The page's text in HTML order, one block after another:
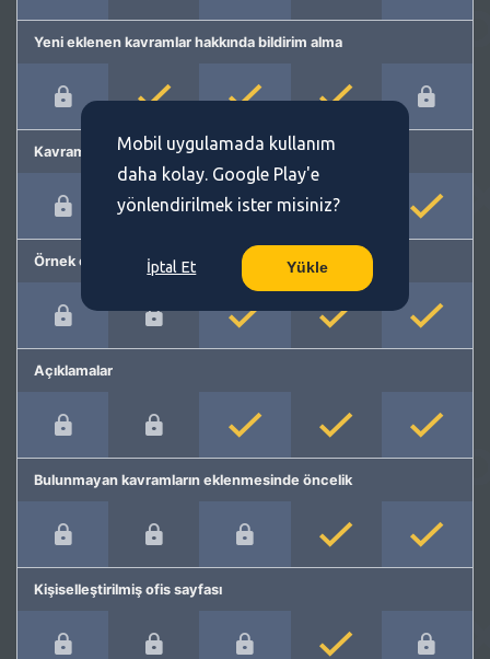
Yeni eklenen kavramlar hakkında bildirim alma
Kavram önerme
Örnek cümleler
Açıklamalar
Bulunmayan kavramların eklenmesinde öncelik
Kişiselleştirilmiş ofis sayfası
Mobil uygulamada kullanım
daha kolay. Google Play'e
yönlendirilmek ister misiniz?
İptal Et Yükle